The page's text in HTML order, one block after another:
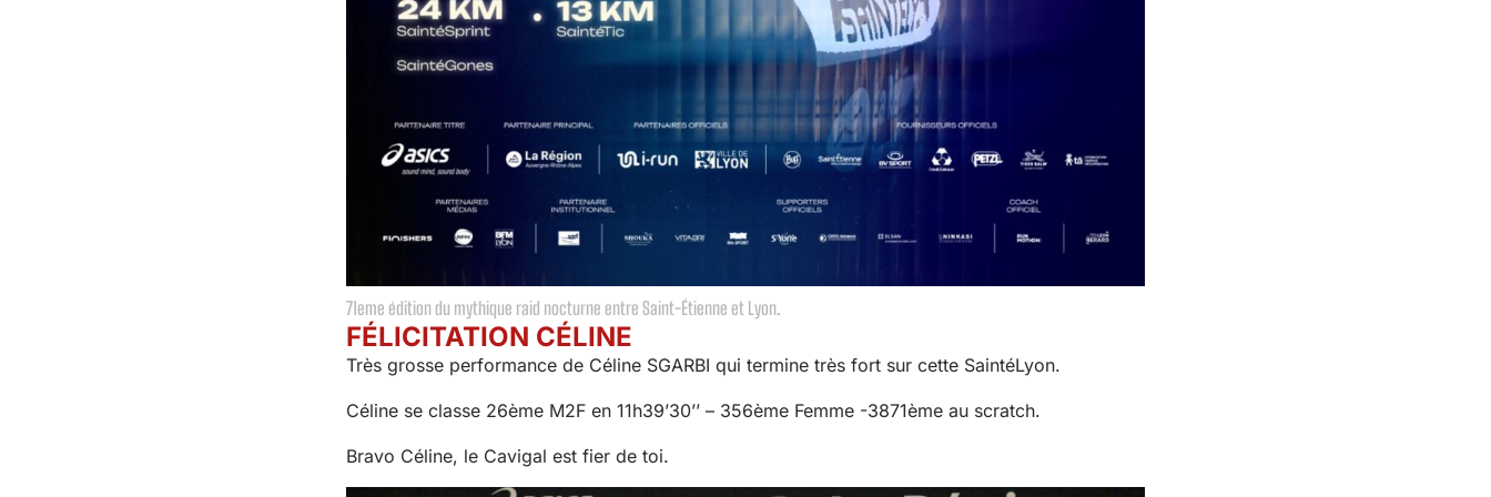
71eme édition du mythique raid nocturne entre Saint-Étienne et Lyon.
FÉLICITATION CÉLINE
Très grosse performance de Céline SGARBI qui termine très fort sur cette SaintéLyon.
Céline se classe 26ème M2F en 11h39’30’’ – 356ème Femme -3871ème au scratch.
Bravo Céline, le Cavigal est fier de toi.